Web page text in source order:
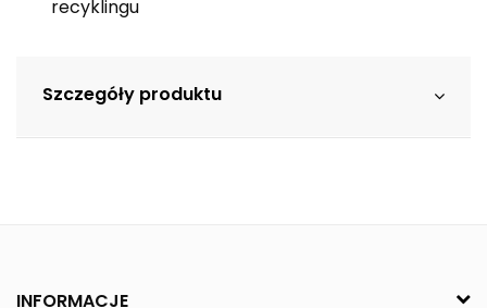
recyklingu
Szczegóły produktu
INFORMACJE